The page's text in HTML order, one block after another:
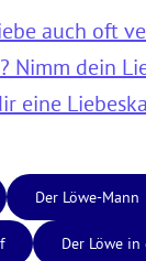
auch oft
Nimm dein
eine
Der Löwe-Mann
Der Löwe